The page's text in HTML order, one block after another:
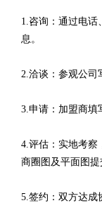
1.咨询：通过电话
息。
2.洽谈：参观公司
3.申请：加盟商填
4.评估：实地考察
商圈图及平面图提
5.签约：双方达成